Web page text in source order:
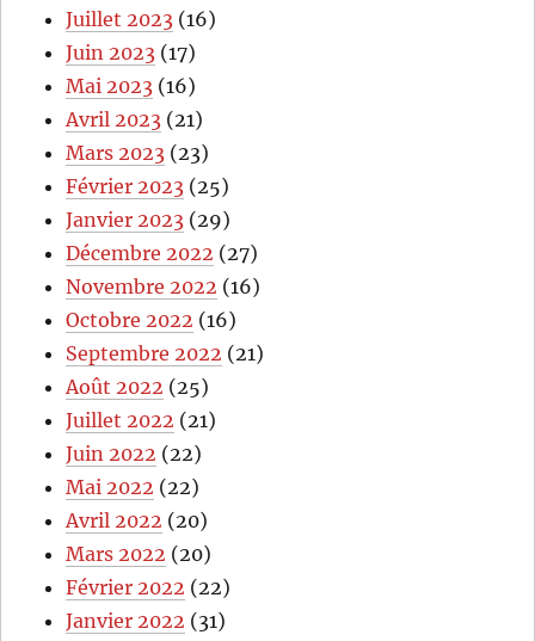
Juillet 2023 (16)
Juin 2023 (17)
Mai 2023 (16)
Avril 2023 (21)
Mars 2023 (23)
Février 2023 (25)
Janvier 2023 (29)
Décembre 2022 (27)
Novembre 2022 (16)
Octobre 2022 (16)
Septembre 2022 (21)
Août 2022 (25)
Juillet 2022 (21)
Juin 2022 (22)
Mai 2022 (22)
Avril 2022 (20)
Mars 2022 (20)
Février 2022 (22)
Janvier 2022 (31)